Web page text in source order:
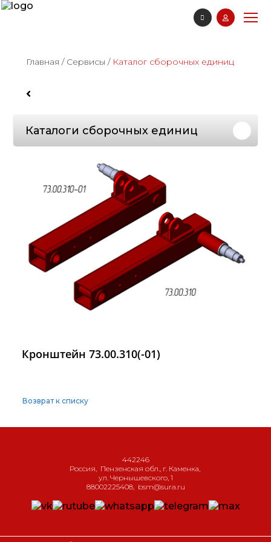
Главная / Сервисы / Каталог сборочных единиц
Каталоги сборочных единиц
Кронштейн 73.00.310(-01)
Возврат к списку
442246
Россия, Пензенская обл., г. Каменка,
ул. Чернышевского, 1
88002225408, bsm@sura.ru